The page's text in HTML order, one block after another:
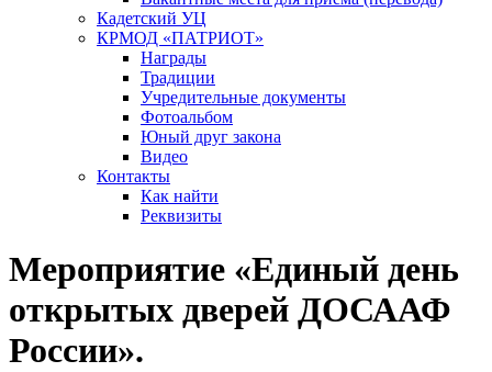
Кадетский УЦ
КРМОД «ПАТРИОТ»
Награды
Традиции
Учредительные документы
Фотоальбом
Юный друг закона
Видео
Контакты
Как найти
Реквизиты
Мероприятие «Единый день
открытых дверей ДОСААФ
России».